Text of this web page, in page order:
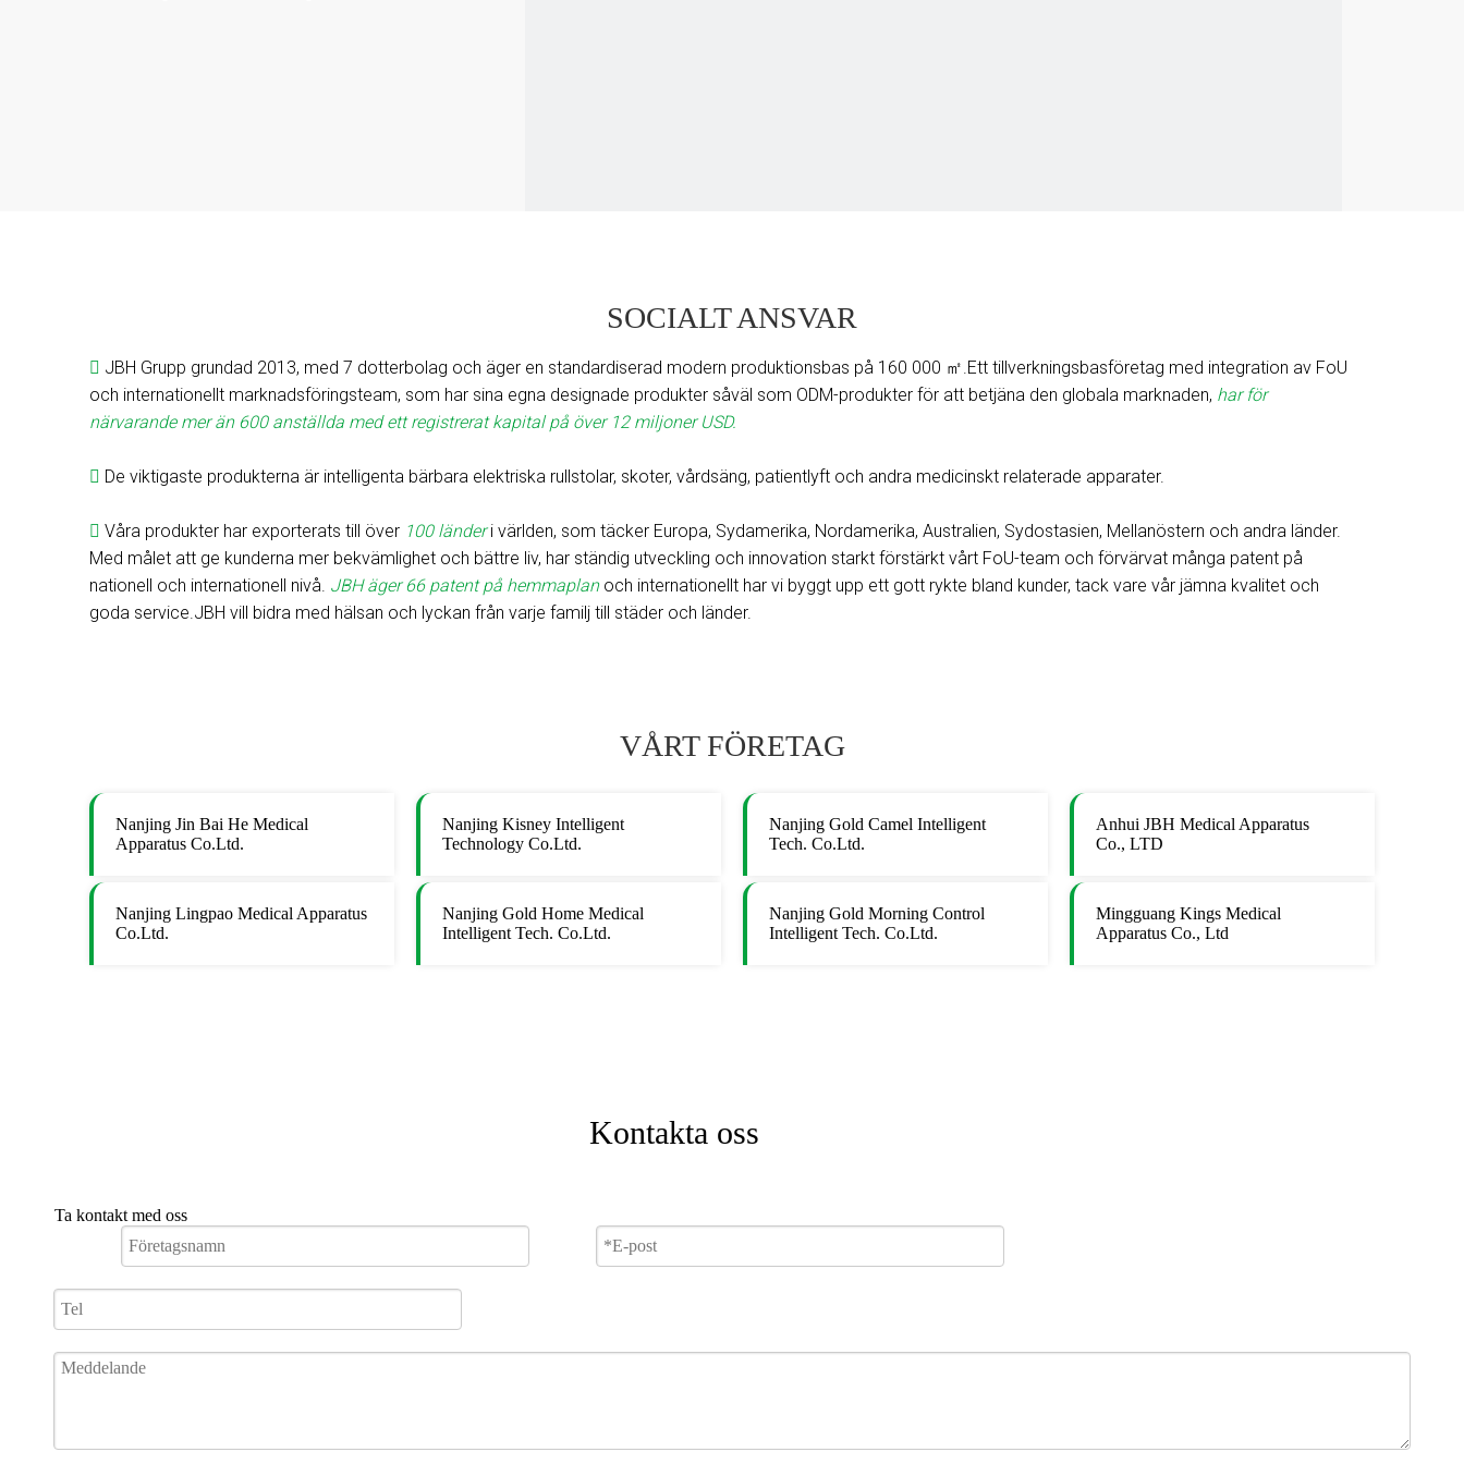
SOCIALT ANSVAR
 JBH Grupp grundad 2013, med 7 dotterbolag och äger en standardiserad modern produktionsbas på 160 000 ㎡.Ett tillverkningsbasföretag med integration av FoU
och internationellt marknadsföringsteam, som har sina egna designade produkter såväl som ODM-produkter för att betjäna den globala marknaden, har för
närvarande mer än 600 anställda med ett registrerat kapital på över 12 miljoner USD.
 De viktigaste produkterna är intelligenta bärbara elektriska rullstolar, skoter, vårdsäng, patientlyft och andra medicinskt relaterade apparater.
 Våra produkter har exporterats till över 100 länderi världen, som täcker Europa, Sydamerika, Nordamerika, Australien, Sydostasien, Mellanöstern och andra länder.
Med målet att ge kunderna mer bekvämlighet och bättre liv, har ständig utveckling och innovation starkt förstärkt vårt FoU-team och förvärvat många patent på
nationell och internationell nivå. JBH äger 66 patent på hemmaplanoch internationellt har vi byggt upp ett gott rykte bland kunder, tack vare vår jämna kvalitet och
goda service.JBH vill bidra med hälsan och lyckan från varje familj till städer och länder.
VÅRT FÖRETAG
Nanjing Jin Bai He Medical
Apparatus Co.Ltd.
Nanjing Lingpao Medical Apparatus
Co.Ltd.
Nanjing Kisney Intelligent
Technology Co.Ltd.
Nanjing Gold Home Medical
Intelligent Tech. Co.Ltd.
Nanjing Gold Camel Intelligent
Tech. Co.Ltd.
Nanjing Gold Morning Control
Intelligent Tech. Co.Ltd.
Anhui JBH Medical Apparatus
Co., LTD
Mingguang Kings Medical
Apparatus Co., Ltd
Kontakta oss
Ta kontakt med oss